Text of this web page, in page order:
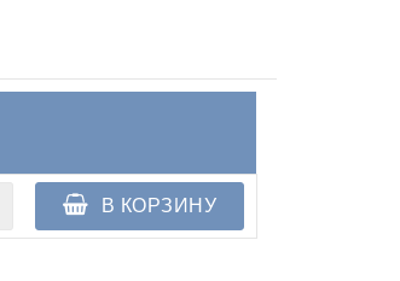
В КОРЗИНУ